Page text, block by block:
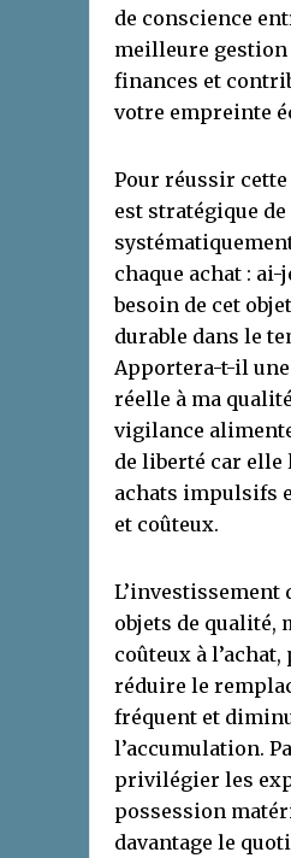
de conscience
meilleure gestion
finances et
votre empreinte
Pour réussir
est stratégique
chaque achat :
besoin de cet
durable dans le
Apportera-t-il
réelle à ma
vigilance
de liberté car elle
achats impulsifs
et coûteux.
L’investissement
objets de qualité,
coûteux à l’achat,
réduire le
fréquent et
l’accumulation.
privilégier les
possession
davantage le